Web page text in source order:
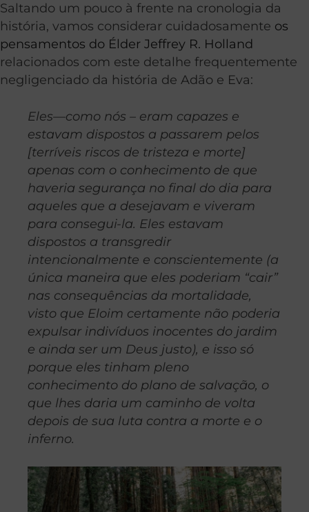
Saltando um pouco à frente na cronologia da
história, vamos considerar cuidadosamente os
pensamentos do Élder Jeffrey R. Holland
relacionados com este detalhe frequentemente
negligenciado da história de Adão e Eva:
Eles—como nós – eram capazes e
estavam dispostos a passarem pelos
[terríveis riscos de tristeza e morte]
apenas com o conhecimento de que
haveria segurança no final do dia para
aqueles que a desejavam e viveram
para consegui-la. Eles estavam
dispostos a transgredir
intencionalmente e conscientemente (a
única maneira que eles poderiam “cair”
nas consequências da mortalidade,
visto que Eloim certamente não poderia
expulsar indivíduos inocentes do jardim
e ainda ser um Deus justo), e isso só
porque eles tinham pleno
conhecimento do plano de salvação, o
que lhes daria um caminho de volta
depois de sua luta contra a morte e o
inferno.